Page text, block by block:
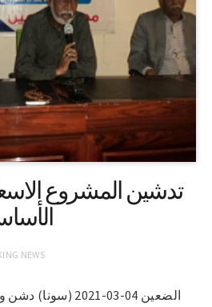
تدشين المشروع
NEWS
الضعين 04-03-2021